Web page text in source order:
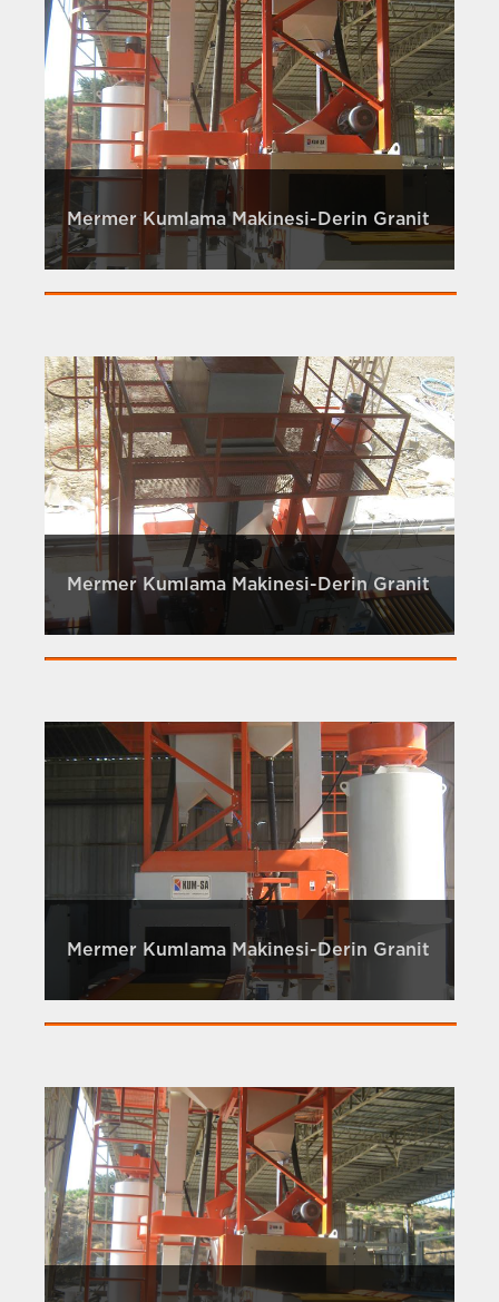
Mermer Kumlama Makinesi-Derin Granit
Mermer Kumlama Makinesi-Derin Granit
Mermer Kumlama Makinesi-Derin Granit